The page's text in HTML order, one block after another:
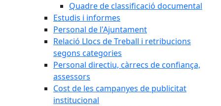
Quadre de classificació documental
Estudis i informes
Personal de l'Ajuntament
Relació Llocs de Treball i retribucions
segons categories
Personal directiu, càrrecs de confiança,
assessors
Cost de les campanyes de publicitat
institucional